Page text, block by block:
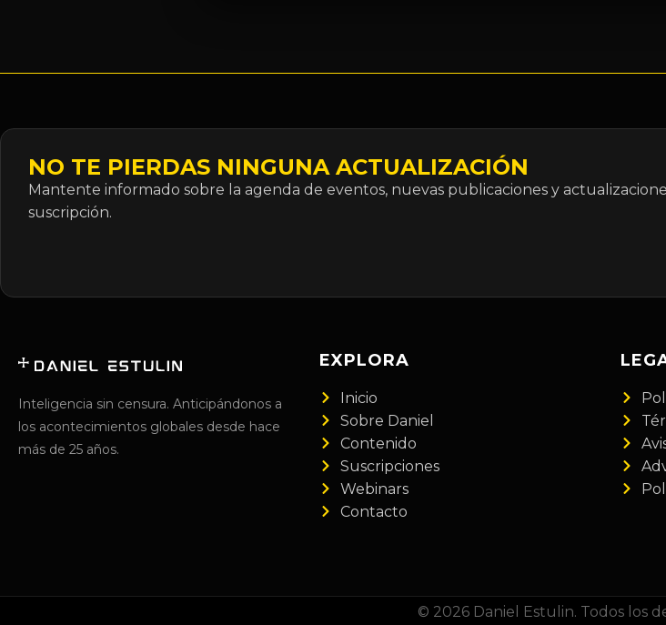
NO TE PIERDAS NINGUNA ACTUALIZACIÓN
Mantente informado sobre la agenda de eventos, nuevas publicaciones y
suscripción.
Inteligencia sin censura. Anticipándonos a
los acontecimientos globales desde hace
más de 25 años.
EXPLORA
Inicio
Sobre Daniel
Contenido
Suscripciones
Webinars
Contacto
© 2026 Daniel Estulin. Todos los